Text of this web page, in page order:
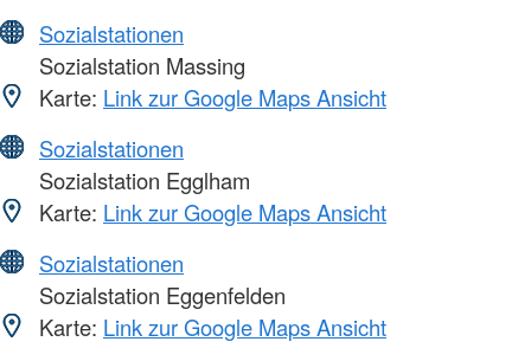
Sozialstationen
Sozialstation Massing
Karte: Link zur Google Maps Ansicht
Sozialstationen
Sozialstation Egglham
Karte: Link zur Google Maps Ansicht
Sozialstationen
Sozialstation Eggenfelden
Karte: Link zur Google Maps Ansicht